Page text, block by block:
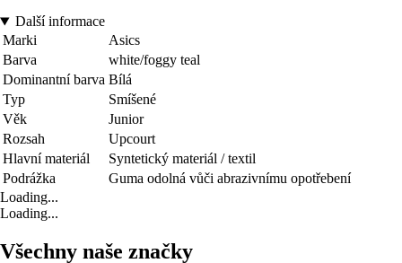
Další informace
Marki
Asics
Barva
white/foggy teal
Dominantní barva Bílá
Typ
Smíšené
Věk
Junior
Rozsah
Upcourt
Hlavní materiál
Syntetický materiál / textil
Podrážka
Guma odolná vůči abrazivnímu opotřebení
Loading...
Loading...
Všechny naše značky